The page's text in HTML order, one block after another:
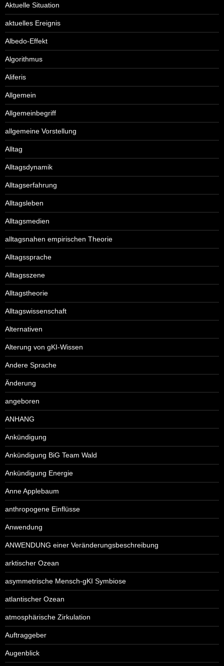
Aktuelle Situation
aktuelles Ereignis
Albedo-Effekt
Algorithmus
Aliferis
Allgemein
Allgemeinbegriff
allgemeine Vorstellung
Alltag
Alltagsdynamik
Alltagserfahrung
Alltagsleben
Alltagsmedien
alltagsnahen empirischen Theorie
Alltagssprache
Alltagsszene
Alltagstheorie
Alltagswissenschaft
Alternativen
Alterung von gKI-Wissen
Andere Sprache
Änderung
angeboren
ANHANG
Ankündigung
Ankündigung BiG Team Wald
Ankündigung Energie
Anne Applebaum
anthropogene Einflüsse
Anwendung
ANWENDUNG einer Veränderungsbeschreibung
arktischer Ozean
asymmetrische Mensch-gKI Symbiose
atlantischer Ozean
atmosphärische Zirkulation
Auftraggeber
Augenblick